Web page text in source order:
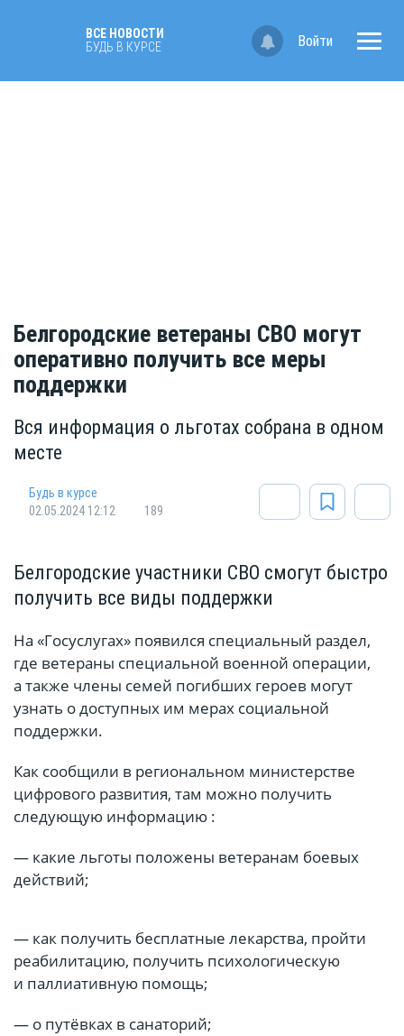
ВСЕ НОВОСТИ
БУДЬ В КУРСЕ
Войти
Белгородские ветераны СВО могут
оперативно получить все меры
поддержки
Вся информация о льготах собрана в одном
месте
Будь в курсе
02.05.2024 12:12
189
Белгородские участники СВО смогут быстро
получить все виды поддержки
На «Госуслугах» появился специальный раздел,
где ветераны специальной военной операции,
а также члены семей погибших героев могут
узнать о доступных им мерах социальной
поддержки.
Как сообщили в региональном министерстве
цифрового развития, там можно получить
следующую информацию :
— какие льготы положены ветеранам боевых
действий;
— как получить бесплатные лекарства, пройти
реабилитацию, получить психологическую
и паллиативную помощь;
— о путёвках в санаторий;